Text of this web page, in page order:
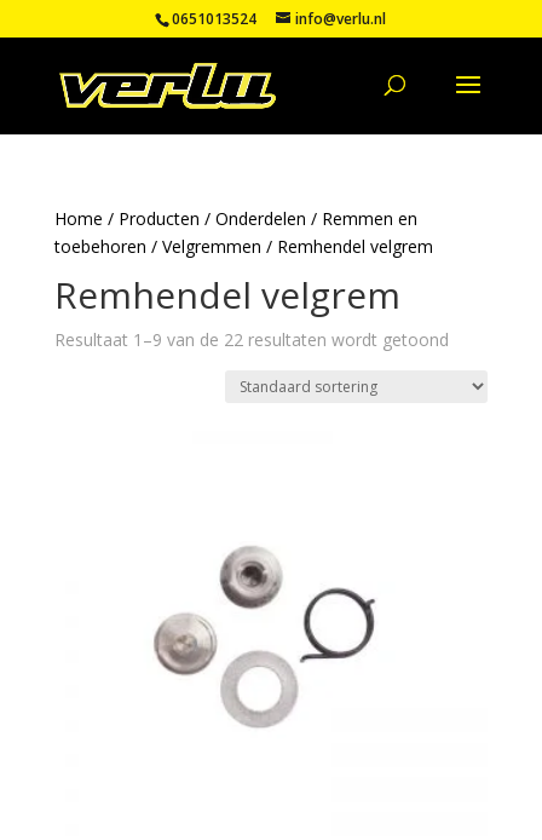
0651013524 info@verlu.nl
Home / Producten / Onderdelen / Remmen en
toebehoren / Velgremmen / Remhendel velgrem
Remhendel velgrem
Resultaat 1–9 van de 22 resultaten wordt getoond